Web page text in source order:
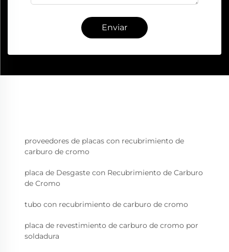
Enviar
proveedores de placas con recubrimiento de
carburo de cromo
placa de Desgaste con Recubrimiento de Carburo
de Cromo
tubo con recubrimiento de carburo de cromo
placa de revestimiento de carburo de cromo por
soldadura